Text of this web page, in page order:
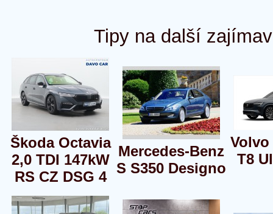
Tipy na další
Škoda Octavia
2,0 TDI 147kW
RS CZ DSG 4
Mercedes-Benz
S S350 Designo
Volvo
T8